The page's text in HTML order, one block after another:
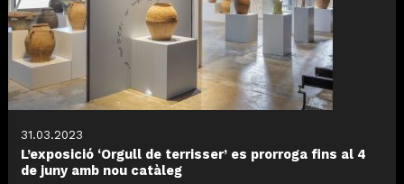
31.03.2023
L’exposició ‘Orgull de terrisser’ es prorroga fins al 4
de juny amb nou catàleg